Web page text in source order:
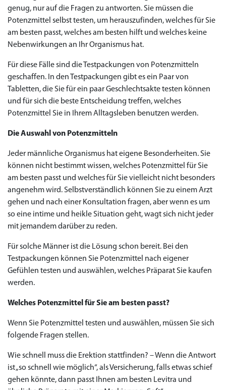
genug, nur auf die Fragen zu antworten. Sie müssen die
Potenzmittel selbst testen, um herauszufinden, welches für Sie
am besten passt, welches am besten hilft und welches keine
Nebenwirkungen an Ihr Organismus hat.
Für diese Fälle sind die Testpackungen von Potenzmitteln
geschaffen. In den Testpackungen gibt es ein Paar von
Tabletten, die Sie für ein paar Geschlechtsakte testen können
und für sich die beste Entscheidung treffen, welches
Potenzmittel Sie in Ihrem Alltagsleben benutzen werden.
Die Auswahl von Potenzmitteln
Jeder männliche Organismus hat eigene Besonderheiten. Sie
können nicht bestimmt wissen, welches Potenzmittel für Sie
am besten passt und welches für Sie vielleicht nicht besonders
angenehm wird. Selbstverständlich können Sie zu einem Arzt
gehen und nach einer Konsultation fragen, aber wenn es um
so eine intime und heikle Situation geht, wagt sich nicht jeder
mit jemandem darüber zu reden.
Für solche Männer ist die Lösung schon bereit. Bei den
Testpackungen können Sie Potenzmittel nach eigener
Gefühlen testen und auswählen, welches Präparat Sie kaufen
werden.
Welches Potenzmittel für Sie am besten passt?
Wenn Sie Potenzmittel testen und auswählen, müssen Sie sich
folgende Fragen stellen.
Wie schnell muss die Erektion stattfinden? – Wenn die Antwort
ist „so schnell wie möglich“, als Versicherung, falls etwas schief
gehen könnte, dann passt Ihnen am besten Levitra und